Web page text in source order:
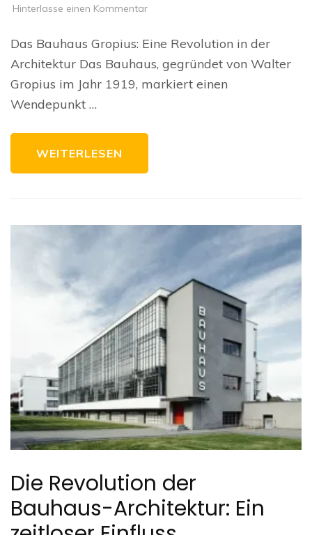
Hinterlasse einen Kommentarzu
des
unter
Das Bauhaus Gropius: Eine Revolution in der
Architektur Das Bauhaus, gegründet von Walter
Gropius im Jahr 1919, markiert einen
Wendepunkt …
WEITERLESEN
Die Revolution der
Bauhaus-Architektur: Ein